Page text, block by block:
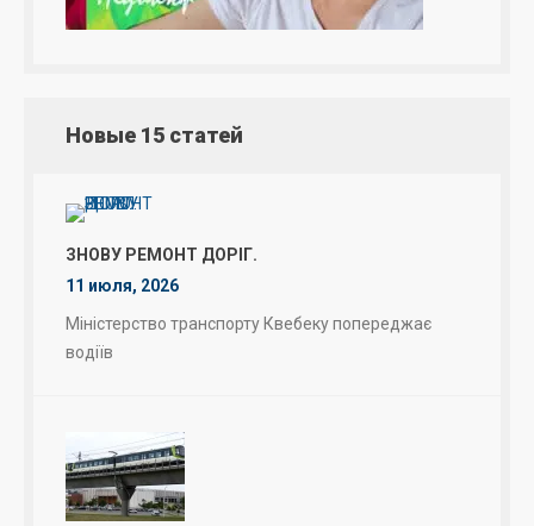
Новые 15 статей
ЗНОВУ РЕМОНТ ДОРІГ.
11 июля, 2026
Міністерство транспорту Квебеку попереджає
водіїв